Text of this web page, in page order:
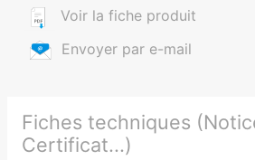
Voir la fiche produit
Envoyer par e-mail
Fiches techniques
Certificat...)